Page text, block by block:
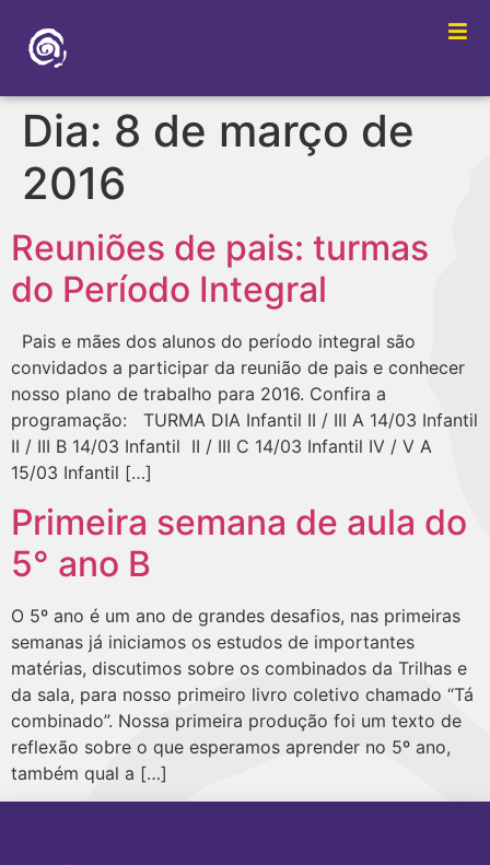
Dia: 8 de março de
2016
Reuniões de pais: turmas
do Período Integral
Pais e mães dos alunos do período integral são
convidados a participar da reunião de pais e conhecer
nosso plano de trabalho para 2016. Confira a
programação: TURMA DIA Infantil II / III A 14/03 Infantil
II / III B 14/03 Infantil II / III C 14/03 Infantil IV / V A
15/03 Infantil […]
Primeira semana de aula do
5° ano B
O 5º ano é um ano de grandes desafios, nas primeiras
semanas já iniciamos os estudos de importantes
matérias, discutimos sobre os combinados da Trilhas e
da sala, para nosso primeiro livro coletivo chamado “Tá
combinado”. Nossa primeira produção foi um texto de
reflexão sobre o que esperamos aprender no 5º ano,
também qual a […]